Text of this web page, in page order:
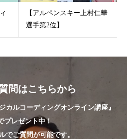
【アルペンスキー上村仁華
選手第2位】
問はこちらから
カルコーディングオンライン講座』
プレゼント中！
でご質問が可能です。